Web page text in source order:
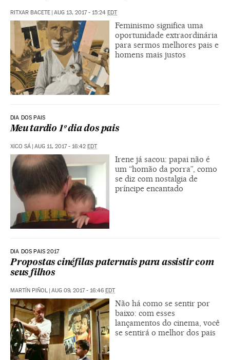
RITXAR BACETE AUG 13, 2017 - 15:24 EDT
Feminismo significa uma
oportunidade extraordinária
para sermos melhores pais e
homens mais justos
DIA DOS PAIS
Meu tardio 1º dia dos pais
XICO SÁ AUG 11, 2017 - 16:42 EDT
Irene já sacou: papai não é
um “homão da porra”, como
se diz com nostalgia de
príncipe encantado
DIA DOS PAIS 2017
Propostas cinéfilas paternais para assistir com
seus filhos
MARTÍN PIÑOL AUG 09, 2017 - 16:46 EDT
Não há como se sentir por
baixo: com esses
lançamentos do cinema, você
se sentirá o melhor dos pais